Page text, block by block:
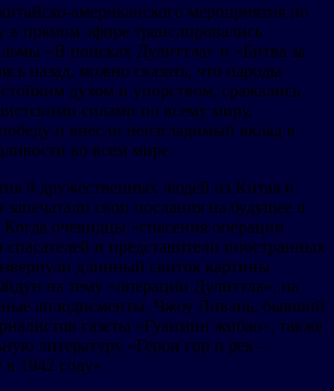
американского мероприятия по
в прямом эфире транслировались
«В поисках Дулиттла» и «Битва за
назад, можно сказать, что народы
духом и упорством, сражались
силами по всему миру,
и внесли неизгладимый вклад в
во всем мире.
8 дружественных людей из Китая и
свои послания на будущее в
очевидцы «спасения операции
и представители иностранных
длинный свиток картины
на тему «операции Дулиттла», на
аплодисменты. Чжоу Ливэнь, бывший
газеты «Гуанмин жибао», также
литературу «Герои гор и рек –
1942 году».